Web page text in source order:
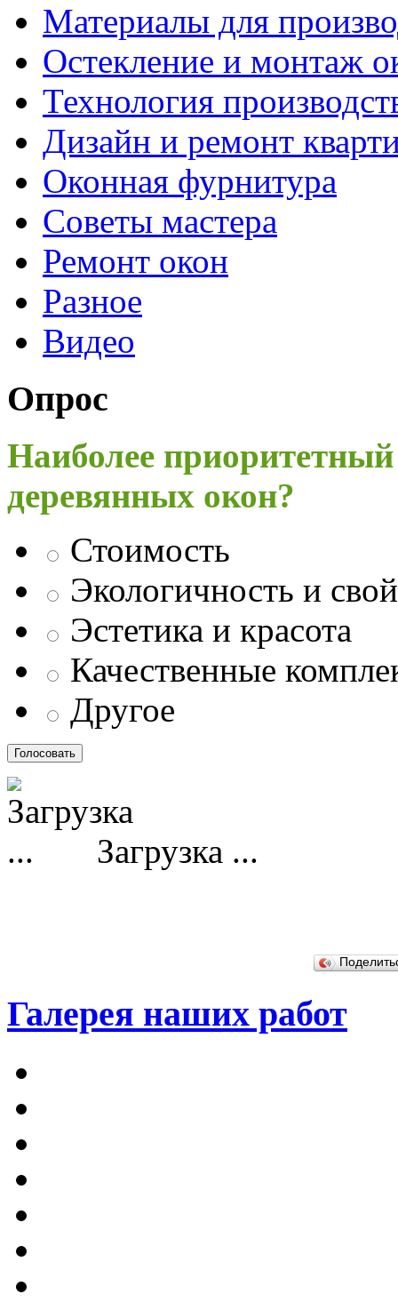
Материалы для
Остекление и монтаж
Технология
Дизайн и ремонт
Оконная фурнитура
Советы мастера
Ремонт окон
Разное
Видео
Опрос
Наиболее
деревянных окон?
Стоимость
Экологичность и
Эстетика и красота
Качественные
Другое
Загрузка ...
Галерея наших работ